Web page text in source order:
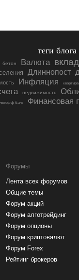
теги
бетон Валюта
Длиннопост
Инфляция квартира
недвижимость
банк Финансовая
Форумы
Лента всех форумов
Общие темы
Форум акций
Форум алготрейдинг
Форум опционы
Форум криптовалют
Форум Forex
Рейтинг брокеров